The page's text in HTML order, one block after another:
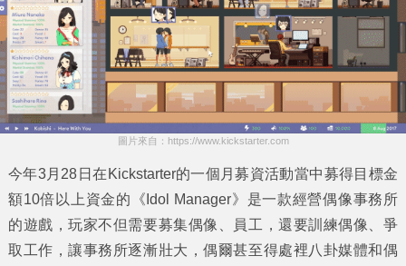
圖片來自：https://www.kickstarter.com
今年3月28日在Kickstarter的一個月募資活動當中募得目標金
額10倍以上資金的
《Idol Manager》 是一款經營偶像事務所
的遊戲，玩家不但需要募集偶像、員工，還要訓練偶像、爭
取工作，讓事務所逐漸壯大，偶爾甚至得處裡八卦媒體和偶